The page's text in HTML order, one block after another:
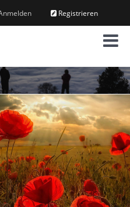
Registrieren
M
e
n
ü